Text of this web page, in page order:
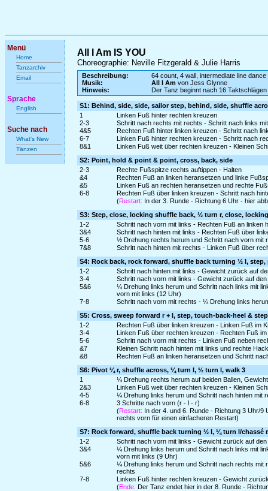
Menü
Home
Tanzarchiv
Email
Sprache
English
Suche nach
What's New
Tänzen
All I Am IS YOU
Choreographie: Neville Fitzgerald & Julie Harris
Beschreibung:
64 count, 4 wall, intermediate line dance
Musik:
All I Amvon Jess Glynne
Hinweis:
Der Tanz beginnt nach 16 Taktschlägen
S1: Behind, side, side, sailor step, behind, side, shuffle
1
Linken Fuß hinter rechten kreuzen
2-3
Schritt nach rechts mit rechts - Schritt nach links
4&5
Rechten Fuß hinter linken kreuzen - Schritt nach
6-7
Linken Fuß hinter rechten kreuzen - Schritt nach
8&1
Linken Fuß weit über rechten kreuzen - Kleinen
S2: Point, hold & point & point, cross, back, side
2-3
Rechte Fußspitze rechts auftippen - Halten
&4
Rechten Fuß an linken heransetzen und linke
&5
Linken Fuß an rechten heransetzen und rechte
6-8
Rechten Fuß über linken kreuzen - Schritt nach
(Restart: In der 3. Runde - Richtung 6 Uhr - hier
S3: Step, close, locking shuffle back, ½ turn r, close,
1-2
Schritt nach vorn mit links - Rechten Fuß an linken
3&4
Schritt nach hinten mit links - Rechten Fuß über
5-6
½ Drehung rechts herum und Schritt nach vorn
7&8
Schritt nach hinten mit rechts - Linken Fuß über
S4: Rock back, rock forward, shuffle back turning ½ l,
1-2
Schritt nach hinten mit links - Gewicht zurück auf
3-4
Schritt nach vorn mit links - Gewicht zurück auf
5&6
¼ Drehung links herum und Schritt nach links mit
vorn mit links (12 Uhr)
7-8
Schritt nach vorn mit rechts - ¼ Drehung links
S5: Cross, sweep forward r + l, step, touch-back-heel & step
1-2
Rechten Fuß über linken kreuzen - Linken Fuß im
3-4
Linken Fuß über rechten kreuzen - Rechten Fuß
5-6
Schritt nach vorn mit rechts - Linken Fuß neben
&7
Kleinen Schritt nach hinten mit links und rechte
&8
Rechten Fuß an linken heransetzen und Schritt
S6: Pivot ¼ r, shuffle across, ¼ turn l, ½ turn l, walk 3
1
¼ Drehung rechts herum auf beiden Ballen,
2&3
Linken Fuß weit über rechten kreuzen - Kleinen
4-5
¼ Drehung links herum und Schritt nach hinten mit
6-8
3 Schritte nach vorn (r - l - r)
(Restart: In der 4. und 6. Runde - Richtung 3 Uhr/
rechts vorn für einen einfacheren Restart)
S7: Rock forward, shuffle back turning ½ l, ¼ turn l/chassé
1-2
Schritt nach vorn mit links - Gewicht zurück auf
3&4
¼ Drehung links herum und Schritt nach links mit
vorn mit links (9 Uhr)
5&6
¼ Drehung links herum und Schritt nach rechts
rechts
7-8
Linken Fuß hinter rechten kreuzen - Gewicht
(Ende: Der Tanz endet hier in der 8. Runde -